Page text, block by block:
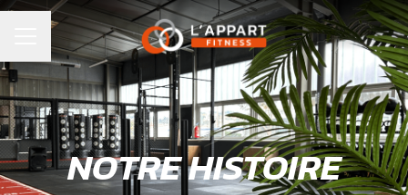
MENU CARRIÈRE
NOTRE HISTOIRE